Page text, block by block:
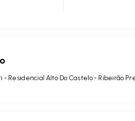
- Residencial Alto Do Castelo - Ribeirão